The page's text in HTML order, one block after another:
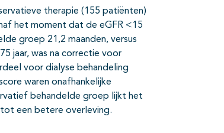
therapie (155 patiënten)
het moment dat de eGFR <15
groep 21,2 maanden, versus
jaar, was na correctie voor
voor dialyse behandeling
waren onafhankelijke
behandelde groep lijkt het
een betere overleving.